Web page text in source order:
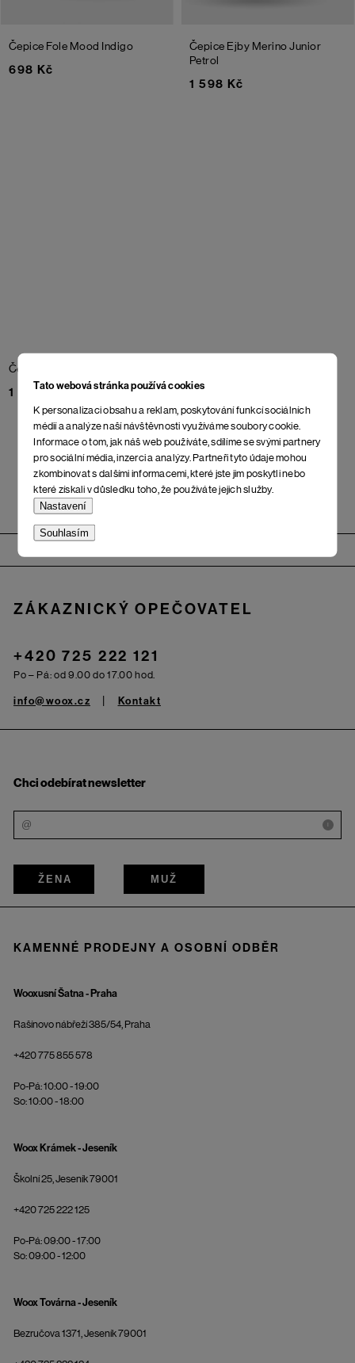
Tato webová stránka používá cookies
K personalizaci obsahu a reklam, poskytování funkcí sociálních
médií a analýze naší návštěvnosti využíváme soubory cookie.
Informace o tom, jak náš web používáte, sdílíme se svými partnery
pro sociální média, inzerci a analýzy. Partneři tyto údaje mohou
zkombinovat s dalšími informacemi, které jste jim poskytli nebo
které získali v důsledku toho, že používáte jejich služby.
Nastavení
Souhlasím
Čepice Fole Mood Indigo
698 Kč
Čepice Ejby Merino Junior
Petrol
1 598 Kč
Čepice Sea Button Beanie
1 098 Kč
Zápatí
ZÁKAZNICKÝ OPEČOVATEL
+420 725 222 121
Po – Pá: od 9.00 do 17.00 hod.
info@woox.cz Kontakt
Chci odebírat newsletter
i
ŽENA MUŽ
KAMENNÉ PRODEJNY A OSOBNÍ ODBĚR
Wooxusní Šatna - Praha
Rašínovo nábřeží 385/54, Praha
+420 775 855 578
Po-Pá: 10:00 - 19:00
So: 10:00 - 18:00
Woox Krámek - Jeseník
Školní 25, Jeseník 79001
+420 725 222 125
Po-Pá: 09:00 - 17:00
So: 09:00 - 12:00
Woox Továrna - Jeseník
Bezručova 1371, Jeseník 79001